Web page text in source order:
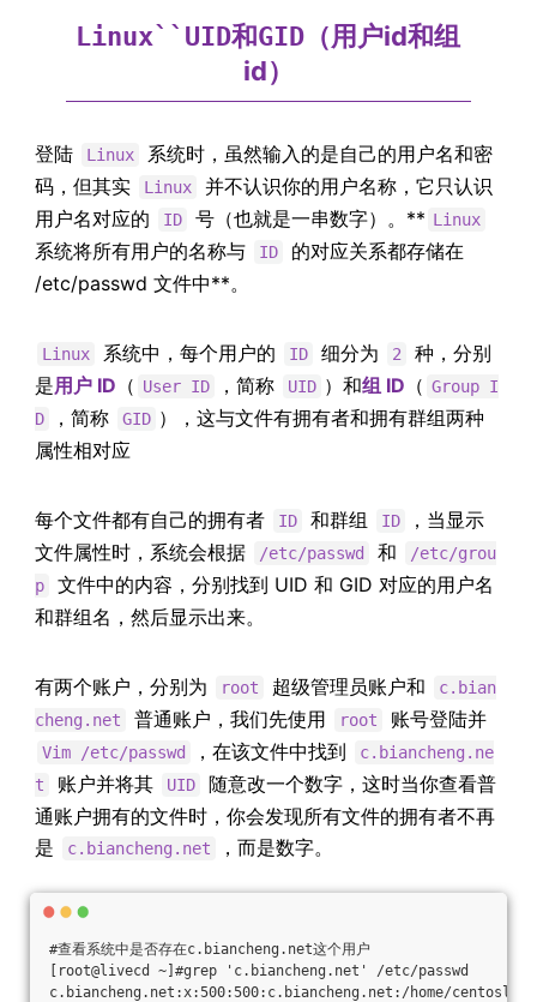
Linux``UID和GID （用户id和组
id）
登陆 Linux
系统时，虽然输入的是自己的用户名和密
码，但其实
Linux
并不认识你的用户名称，它只认识
用户名对应的
ID 号（也就是一串数字）。** Linux
系统将所有用户的名称与 ID
的对应关系都存储在
/etc/passwd 文件中**。
Linux 系统中，每个用户的 ID 细分为 2
种，分别
是用户 ID （ User ID ，简称 UID ）和组 ID （ Group I
D
，简称 GID ），这与文件有拥有者和拥有群组两种
属性相对应
每个文件都有自己的拥有者 ID 和群组 ID
，当显示
文件属性时，系统会根据
/etc/passwd 和
/etc/grou
p
文件中的内容，分别找到 UID 和 GID 对应的用户名
和群组名，然后显示出来。
有两个账户，分别为 root 超级管理员账户和
c.bian
cheng.net
普通账户，我们先使用 root 账号登陆并
Vim /etc/passwd ，在该文件中找到
c.biancheng.ne
t
账户并将其 UID
随意改一个数字，这时当你查看普
通账户拥有的文件时，你会发现所有文件的拥有者不再
是
c.biancheng.net ，而是数字。
#查看系统中是否存在c.biancheng.net这个用户
[root@livecd ~]#grep 'c.biancheng.net' /etc/passwd
c.biancheng.net:x:500:500:c.biancheng.net:/home/